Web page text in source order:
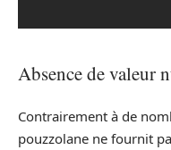
Absence de valeur
Contrairement à de
pouzzolane ne fournit